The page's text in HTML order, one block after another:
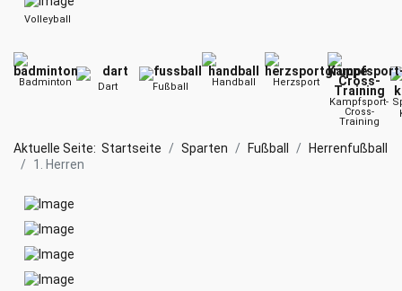
Volleyball
Badminton Dart Fußball Handball
Herzsport
Kampfsport-
Cross-
Training
Aktuelle Seite: Startseite Sparten Fußball
Herrenfußball
1. Herren